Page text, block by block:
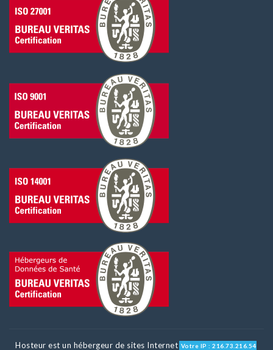
Hosteur est un hébergeur de sites Internet Votre IP : 216.73.216.54